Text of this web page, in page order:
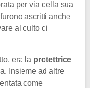
per via della sua
ascritti anche
al culto di
era la protettrice
Insieme ad altre
come